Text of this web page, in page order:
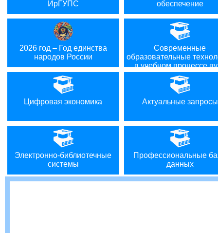
ИрГУПС
обеспечение
2026 год – Год единства
народов России
Современные
образовательные
в учебном процессе
Цифровая экономика Актуальные запросы
Электронно-библиотечные
системы
Профессиональные
данных